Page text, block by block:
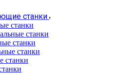
станки
станки
станки
станки
станки
станки